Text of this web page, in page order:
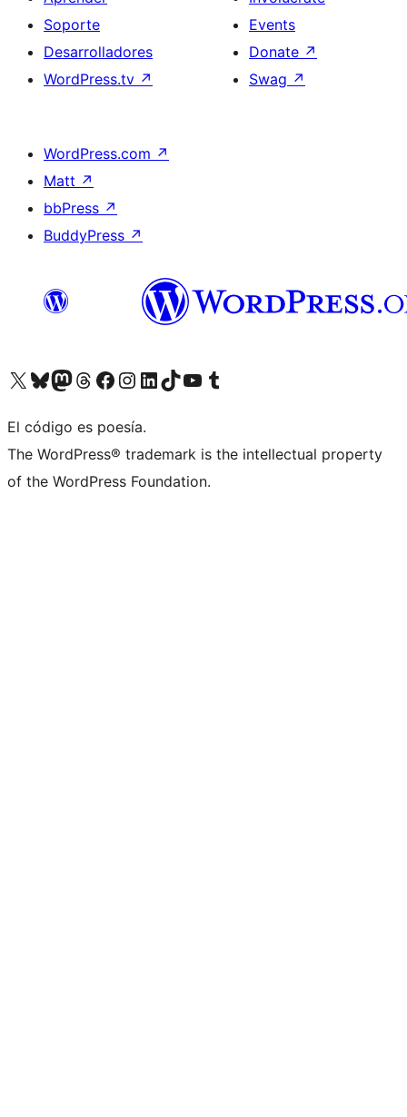
Soporte
Desarrolladores
WordPress.tv ↗
Events
Donate ↗
Swag ↗
WordPress.com ↗
Matt ↗
bbPress ↗
BuddyPress ↗
Visit our X (formerly Twitter) account
Visit our Bluesky account
Visit our Mastodon account
Visit our Threads account
Visita nuestra página de Facebook
Visita nuestra cuenta de Instagram
Visita nuestra cuenta de LinkedIn
Visit our TikTok account
Visita nuestro canal de YouTube
Visit our Tumblr account
El código es poesía.
The WordPress® trademark is the intellectual property
of the WordPress Foundation.